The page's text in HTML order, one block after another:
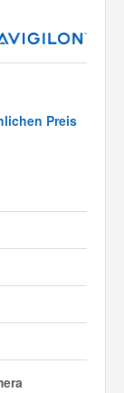
Preis